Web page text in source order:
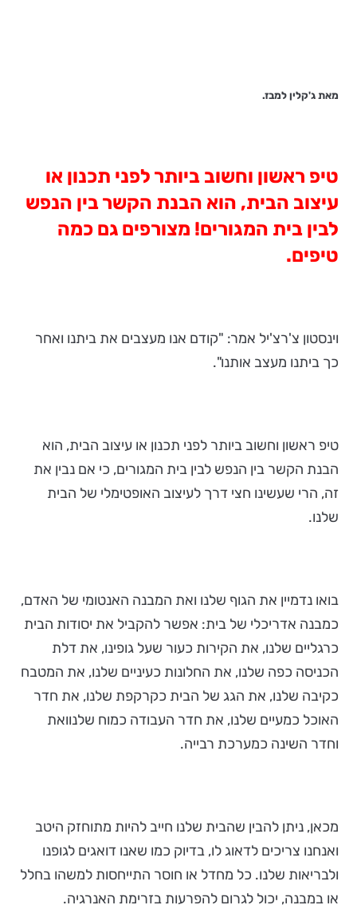
מאת ג'קלין למבז.
טיפ ראשון וחשוב ביותר לפני תכנון או
עיצוב הבית, הוא הבנת הקשר בין הנפש
לבין בית המגורים! מצורפים גם כמה
טיפים.
וינסטון צ'רצ'יל אמר: "קודם אנו מעצבים את ביתנו ואחר
כך ביתנו מעצב אותנו".
טיפ ראשון וחשוב ביותר לפני תכנון או עיצוב הבית, הוא
הבנת הקשר בין הנפש לבין בית המגורים, כי אם נבין את
זה, הרי שעשינו חצי דרך לעיצוב האופטימלי של הבית
שלנו.
בואו נדמיין את הגוף שלנו ואת המבנה האנטומי של האדם,
כמבנה אדריכלי של בית: אפשר להקביל את יסודות הבית
כרגליים שלנו, את הקירות כעור שעל גופינו, את דלת
הכניסה כפה שלנו, את החלונות כעיניים שלנו, את המטבח
כקיבה שלנו, את הגג של הבית כקרקפת שלנו, את חדר
האוכל כמעיים שלנו, את חדר העבודה כמוח שלנוואת
וחדר השינה כמערכת רבייה.
מכאן, ניתן להבין שהבית שלנו חייב להיות מתוחזק היטב
ואנחנו צריכים לדאוג לו, בדיוק כמו שאנו דואגים לגופנו
ולבריאות שלנו. כל מחדל או חוסר התייחסות למשהו בחלל
או במבנה, יכול לגרום להפרעות בזרימת האנרגיה.